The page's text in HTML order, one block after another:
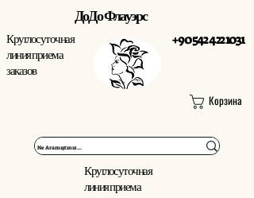
Круглосуточная
линия приема
заказов
+90 542 422 1031
ДоДо Флауэрс
Корзина
Круглосуточная
линия приема